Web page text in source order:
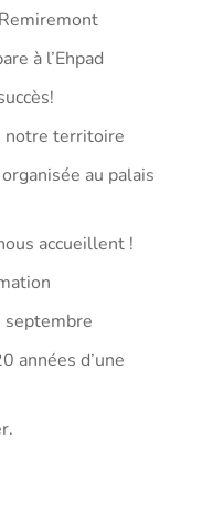
à l’Ehpad
notre territoire
au palais
accueillent !
septembre
années d’une